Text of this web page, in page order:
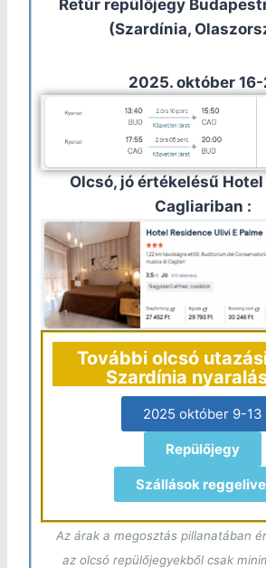
Retúr repülőjegy
(Szardínia,
2025. október
Olcsó, jó értékelésű
Cagliariban :
További olcsó
Szardínia
2025 október 9-13
Repülőjegy
Szállások
Az árak a megosztás pillanatában
az olcsó repülőjegyekből csak